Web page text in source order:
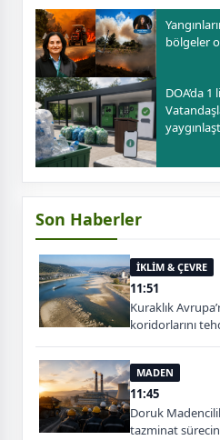
bölgeler
DOA’da 1
Son Haberler
İKLİM & ÇEVRE
11:51
Kuraklık
koridorlarını
MADEN
11:45
Doruk
tazminat